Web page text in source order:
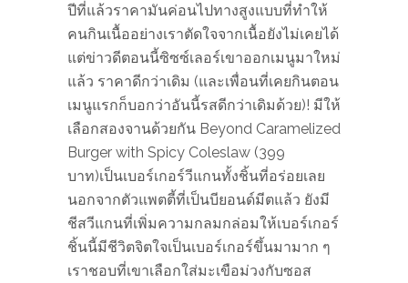
ปีที่แล้วราคามันค่อนไปทางสูงแบบที่ทำให้
คนกินเนื้ออย่างเราตัดใจจากเนื้อยังไม่เคยได้
แต่ข่าวดีตอนนี้ซิซซ์เลอร์เขาออกเมนูมาใหม่
แล้ว ราคาดีกว่าเดิม (และเพื่อนที่เคยกินตอน
เมนูแรกก็บอกว่าอันนี้รสดีกว่าเดิมด้วย)! มีให้
เลือกสองจานด้วยกัน Beyond Caramelized
Burger with Spicy Coleslaw (399
บาท)เป็นเบอร์เกอร์วีแกนทั้งชิ้นที่อร่อยเลย
นอกจากตัวแพตตี้ที่เป็นบียอนด์มีตแล้ว ยังมี
ชีสวีแกนที่เพิ่มความกลมกล่อมให้เบอร์เกอร์
ชิ้นนี้มีชีวิตจิตใจเป็นเบอร์เกอร์ขึ้นมามาก ๆ
เราชอบที่เขาเลือกใส่มะเขือม่วงกับซอส